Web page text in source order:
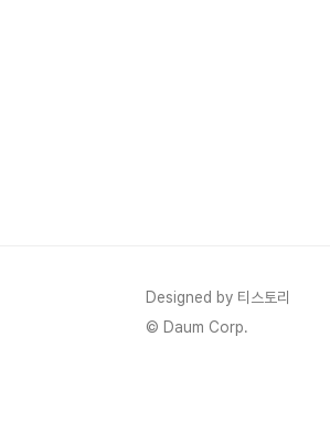
Designed by 티스토리
© Daum Corp.